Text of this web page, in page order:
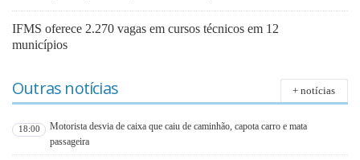
IFMS oferece 2.270 vagas em cursos técnicos em 12
municípios
Outras notícias + notícias
18:00
Motorista desvia de caixa que caiu de caminhão, capota carro e mata
passageira